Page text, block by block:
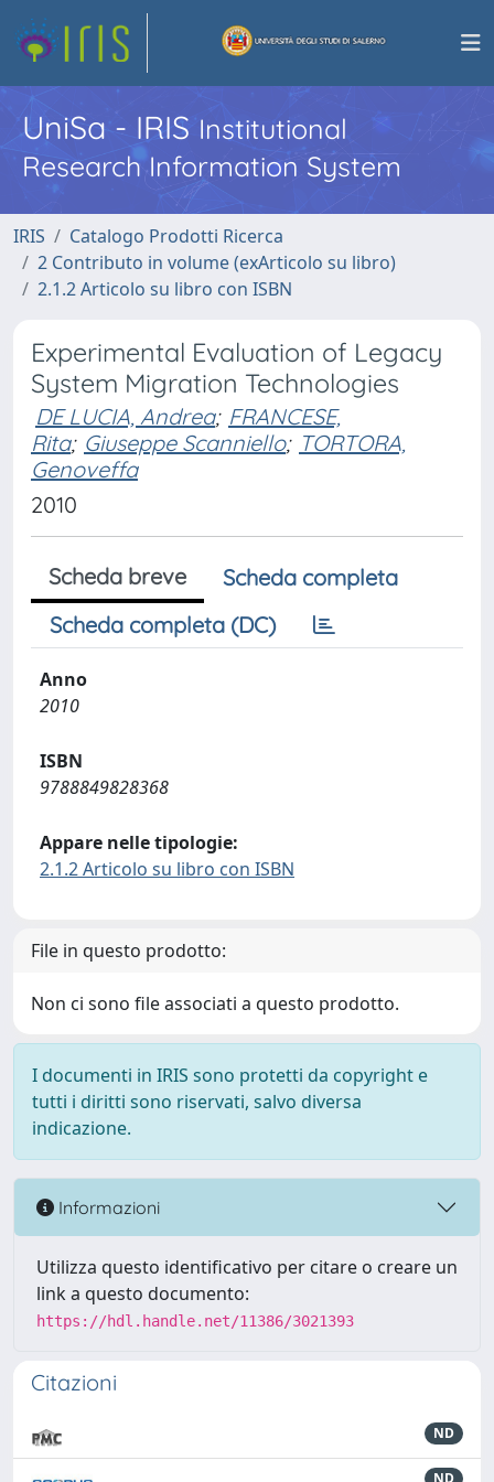
UniSa - IRISInstitutional
Research Information System
IRIS
Catalogo Prodotti Ricerca
2 Contributo in volume (exArticolo su libro)
2.1.2 Articolo su libro con ISBN
Experimental Evaluation of Legacy
System Migration Technologies
DE LUCIA, Andrea; FRANCESE,
Rita; Giuseppe Scanniello; TORTORA,
Genoveffa
2010
Scheda breve
Scheda completa
Scheda completa (DC)
Anno
2010
ISBN
9788849828368
Appare nelle tipologie:
2.1.2 Articolo su libro con ISBN
File in questo prodotto:
Non ci sono file associati a questo prodotto.
I documenti in IRIS sono protetti da copyright e
tutti i diritti sono riservati, salvo diversa
indicazione.
Informazioni
Utilizza questo identificativo per citare o creare un
link a questo documento:
https://hdl.handle.net/11386/3021393
Citazioni
ND